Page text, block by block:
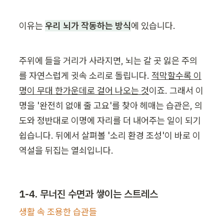
이유는 우리 뇌가 작동하는 방식에 있습니다.
주위에 들을 거리가 사라지면, 뇌는 갈 곳 잃은 주의
를 자연스럽게 귓속 소리로 돌립니다. 적막할수록 이
명이 무대 한가운데로 걸어 나오는 것이죠. 그래서 이
명을 '완전히 없애 줄 고요'를 찾아 헤매는 습관은, 의
도와 정반대로 이명에 자리를 더 내어주는 일이 되기
쉽습니다. 뒤에서 살펴볼 '소리 환경 조성'이 바로 이
역설을 뒤집는 열쇠입니다.
1-4. 무너진 수면과 쌓이는 스트레스
생활 속 조용한 습관들